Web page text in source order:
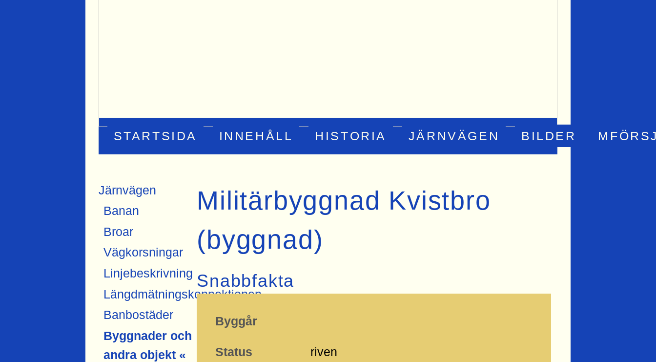
STARTSIDA INNEHÅLL HISTORIA JÄRNVÄGEN BILDER
Järnvägen
Banan
Broar
Vägkorsningar
Linjebeskrivning
Längdmätningskonnektionen
Banbostäder
Byggnader och
andra objekt «
Militärbyggnad Kvistbro
(byggnad)
Snabbfakta
Byggår
Status riven